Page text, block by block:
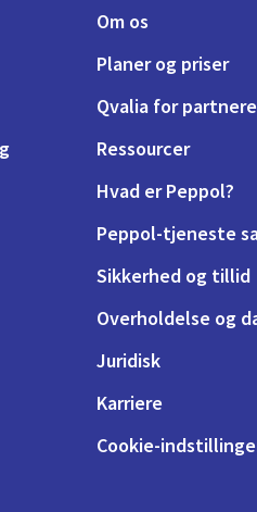
Om os
Planer og priser
Qvalia for partnere
Ressourcer
Hvad er Peppol?
Peppol-tjeneste
Sikkerhed og tillid
Overholdelse og
Juridisk
Karriere
Cookie-